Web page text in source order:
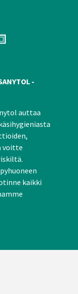
-
auttaa
voitte
kaikki